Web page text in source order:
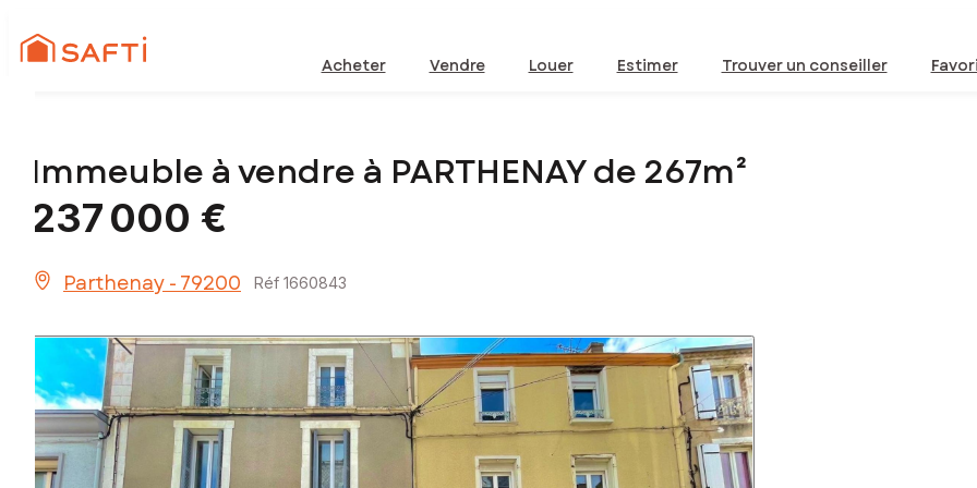
Acheter Vendre Louer Estimer Trouver un conseiller
Immeuble à vendre à PARTHENAY de 267m²
237 000 €
Parthenay - 79200 Réf 1660843